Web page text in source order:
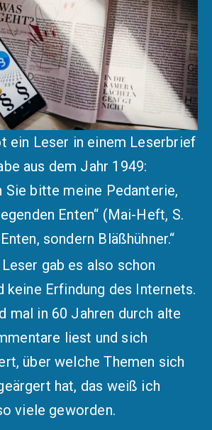
ein Leser in einem Leserbrief
aus dem Jahr 1949:
Sie bitte meine Pedanterie,
Enten“ (Mai-Heft, S.
sondern Bläßhühner.“
gab es also schon
keine Erfindung des Internets.
mal in 60 Jahren durch alte
liest und sich
über welche Themen sich
hat, das weiß ich
viele geworden.